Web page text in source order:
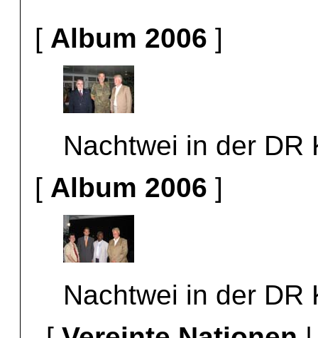
[ Album 2006 ]
Nachtwei in der DR
[ Album 2006 ]
Nachtwei in der DR